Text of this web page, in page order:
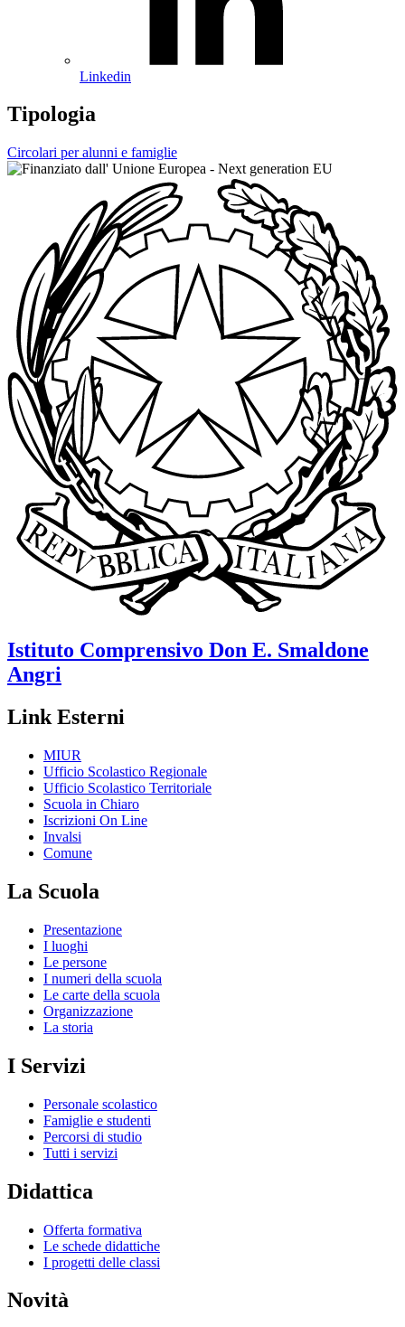
Linkedin
Tipologia
Circolari per alunni e famiglie
Istituto Comprensivo Don E. Smaldone
Angri
Link Esterni
MIUR
Ufficio Scolastico Regionale
Ufficio Scolastico Territoriale
Scuola in Chiaro
Iscrizioni On Line
Invalsi
Comune
La Scuola
Presentazione
I luoghi
Le persone
I numeri della scuola
Le carte della scuola
Organizzazione
La storia
I Servizi
Personale scolastico
Famiglie e studenti
Percorsi di studio
Tutti i servizi
Didattica
Offerta formativa
Le schede didattiche
I progetti delle classi
Novità